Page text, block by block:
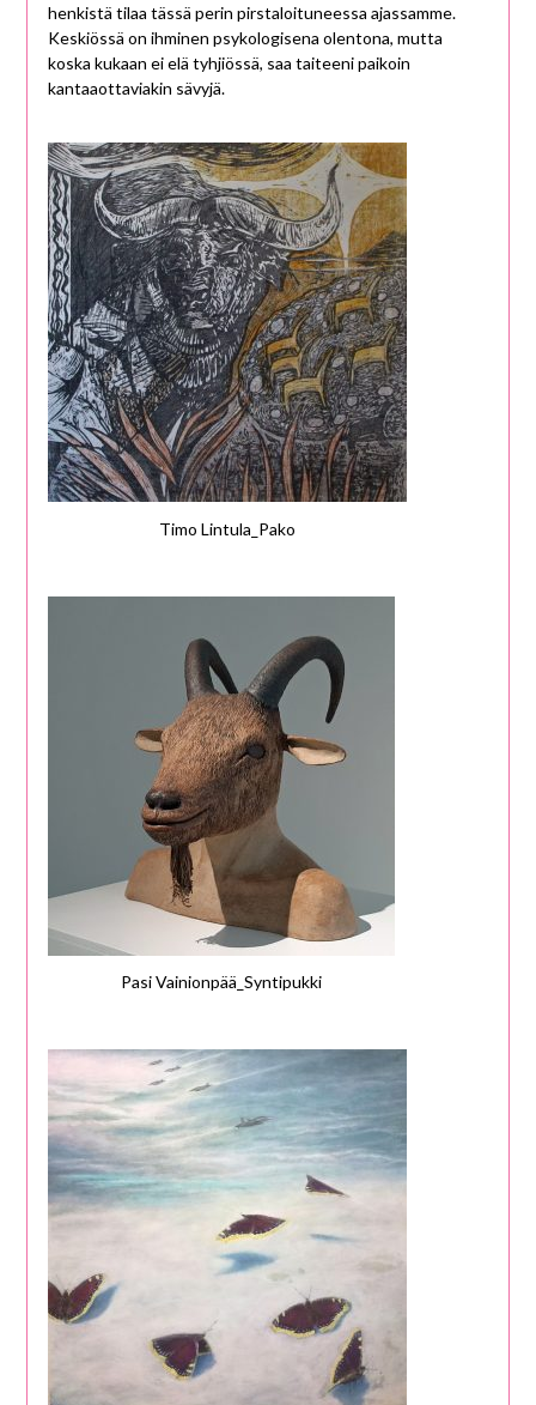
henkistä tilaa tässä perin pirstaloituneessa ajassamme.
Keskiössä on ihminen psykologisena olentona, mutta
koska kukaan ei elä tyhjiössä, saa taiteeni paikoin
kantaaottaviakin sävyjä.
Timo Lintula_Pako
Pasi Vainionpää_Syntipukki